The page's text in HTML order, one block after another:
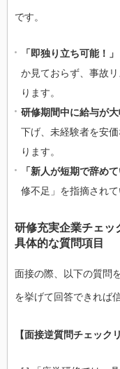
です。
「即独り立ち可能！
か見ておらず、事故
ります。
研修期間中に給与が
下げ、未経験者を安
ります。
「新人が短期で辞め
修不足」を指摘されて
研修充実企業チェッ
具体的な質問項目
面接の際、以下の質問
を挙げて回答できれば
【面接逆質問チェック